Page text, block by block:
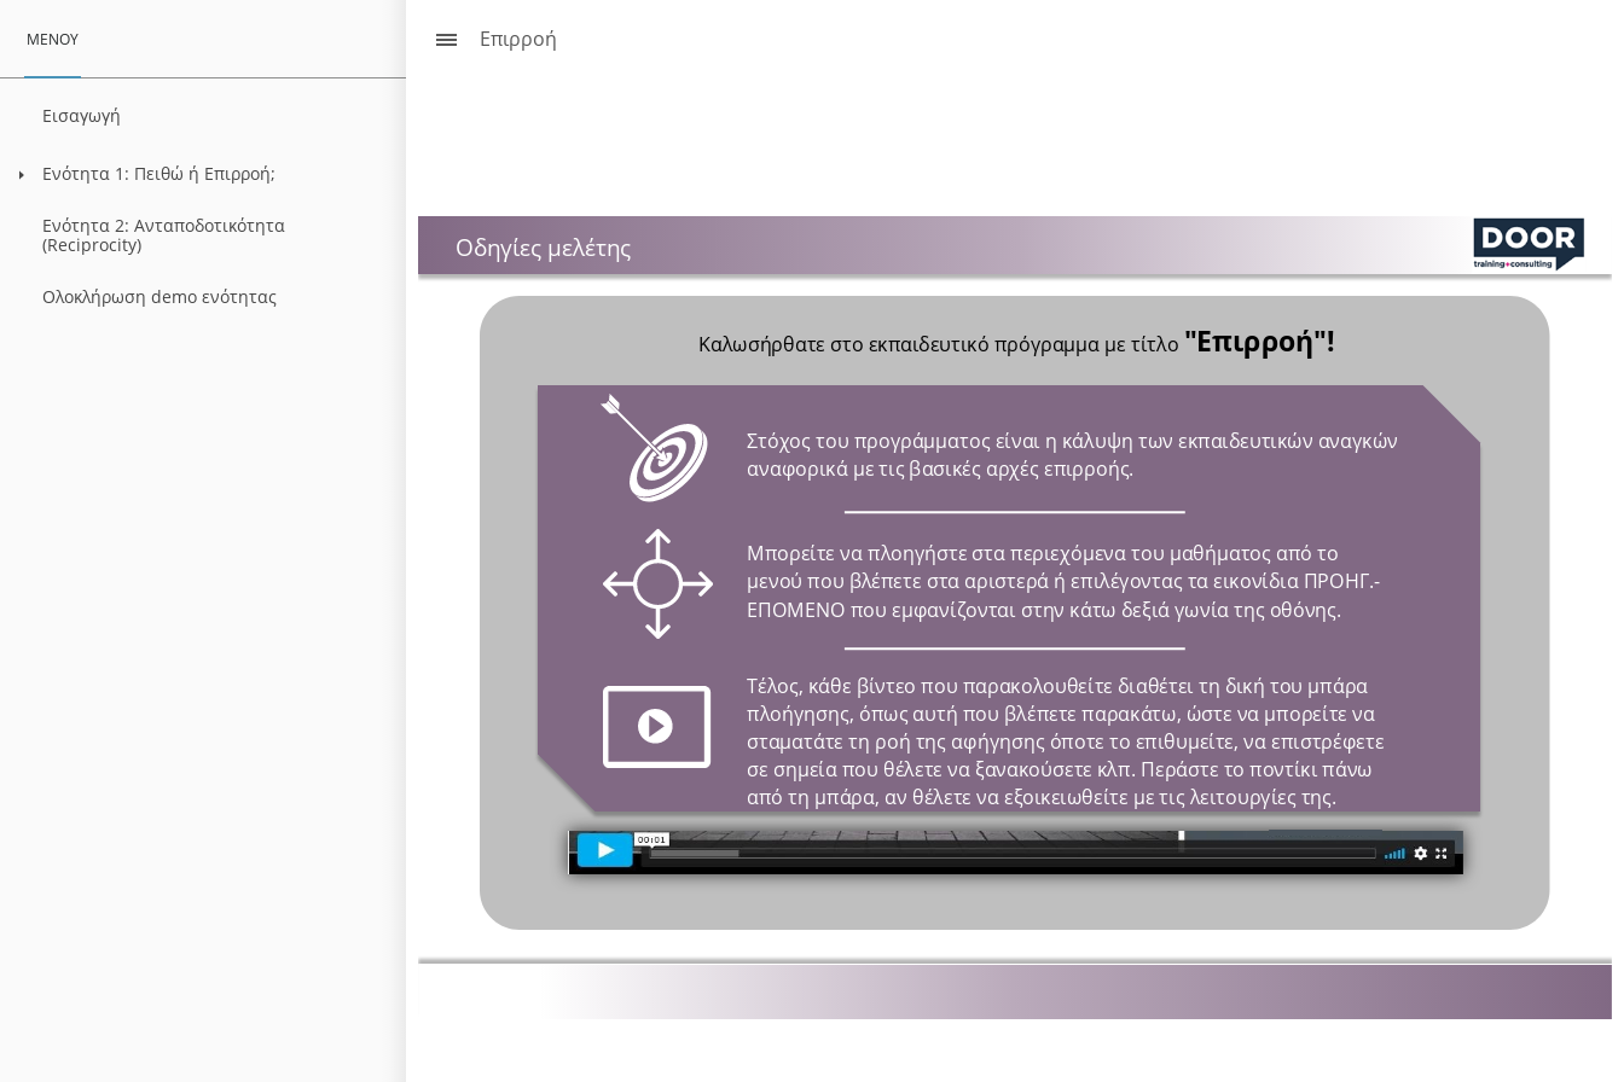
Οδηγίες μελέτης
Καλωσήρθατε στο εκπαιδευτικό πρόγραμμα με τίτλο "Επιρροή"!
Στόχος του προγράμματος είναι η κάλυψη των εκπαιδευτικών αναγκών
αναφορικά με τις βασικές αρχές επιρροής.
Μπορείτε να πλοηγήστε στα περιεχόμενα του μαθήματος από το
μενού που βλέπετε στα αριστερά ή επιλέγοντας τα εικονίδια ΠΡΟΗΓ.-
ΕΠΟΜΕΝΟ που εμφανίζονται στην κάτω δεξιά γωνία της οθόνης.
Τέλος, κάθε βίντεο που παρακολουθείτε διαθέτει τη δική του μπάρα
πλοήγησης, όπως αυτή που βλέπετε παρακάτω, ώστε να μπορείτε να
σταματάτε τη ροή της αφήγησης όποτε το επιθυμείτε, να επιστρέφετε
σε σημεία που θέλετε να ξανακούσετε κλπ. Περάστε το ποντίκι πάνω
από τη μπάρα, αν θέλετε να εξοικειωθείτε με τις λειτουργίες της.
Οδηγίες μελέτης
"Επιρροή"!
αναφορικά με τις βασικές αρχές επιρροής.
μενού που βλέπετε στα αριστερά ή επιλέγοντας τα εικονίδια ΠΡΟΗΓ.-
ΕΠΟΜΕΝΟ που εμφανίζονται στην κάτω δεξιά γωνία της οθόνης.
Τέλος, κάθε βίντεο που παρακολουθείτε διαθέτει τη δική του μπάρα
πλοήγησης, όπως αυτή που βλέπετε παρακάτω, ώστε να μπορείτε να
σταματάτε τη ροή της αφήγησης όποτε το επιθυμείτε, να επιστρέφετε
από τη μπάρα, αν θέλετε να εξοικειωθείτε με τις λειτουργίες της.
ΜΕΝΟΎ
Εισαγωγή
Ενότητα 1: Πειθώ ή Επιρροή;
Ενότητα 2: Ανταποδοτικότητα
(Reciprocity)
Ολοκλήρωση demo ενότητας
Επιρροή